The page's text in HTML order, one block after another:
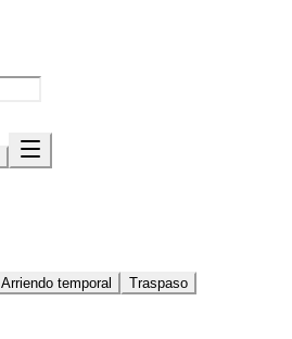
Arriendo temporal Traspaso